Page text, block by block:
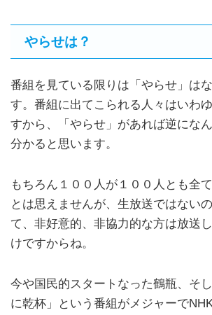
やらせは？
番組を見ている限りは「やらせ」は
す。番組に出てこられる人々はいわ
すから、「やらせ」があれば逆にな
分かると思います。
もちろん１００人が１００人とも全
とは思えませんが、生放送ではない
て、非好意的、非協力的な方は放送
けですからね。
今や国民的スタートなった鶴瓶、そ
に乾杯」という番組がメジャーで